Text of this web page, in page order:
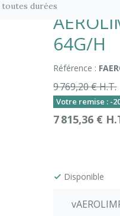
durées
64G/H
Référence :
9 769,20 € H.T.
Votre remise : -
7 815,36 €
Disponible